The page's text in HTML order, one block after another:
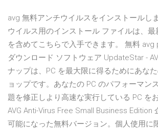
avg 無料アンチウイルスをインストールし
ウイルス用のインストール ファイルは、最
を含めてこちらで入手できます。 無料
ダウンロード ソフトウェア UpdateStar -
ナップは、PC を最大限に得るためにあな
ョップです。あなたの PC のパフォーマン
題を修正しより高速な実行している PC を
AVG Anti-Virus Free Small Business Edition
可能になった無料バージョン。個人使用に